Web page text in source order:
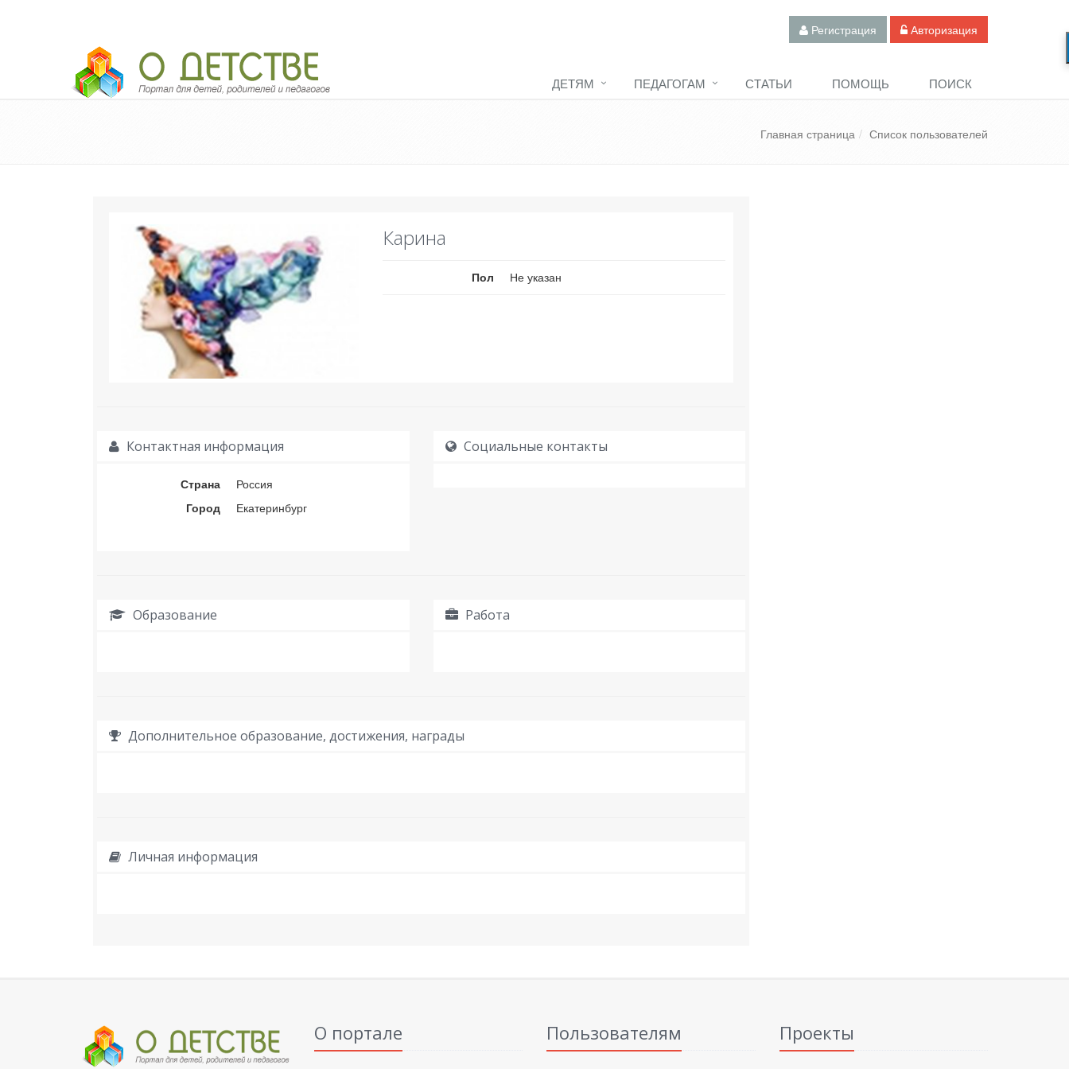
Регистрация Авторизация
Педагогический портал «О детстве»
ДЕТЯМ
ПЕДАГОГАМ СТАТЬИ ПОМОЩЬ ПОИСК
Главная страница Список пользователей
Карина
Пол Не указан
Контактная информация
Страна
Россия
Город
Екатеринбург
Социальные контакты
Образование Работа
Дополнительное образование, достижения, награды
Личная информация
О портале Пользователям Проекты